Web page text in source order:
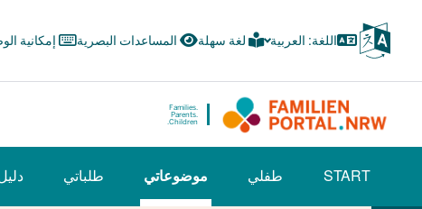
main
اللغة: العربية لغة سهلة المساعدات البصرية إمكانية
Families.
Parents.
Children.
(BÜRGERBEREICH)
START طفلي
موضوعاتي
(CURRENT SECTION)
طلباتي